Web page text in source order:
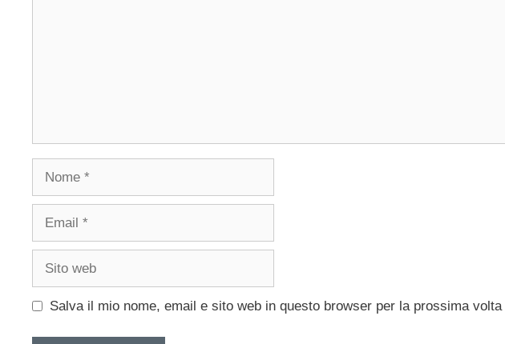
Salva il mio nome, email e sito web in questo browser per la prossima